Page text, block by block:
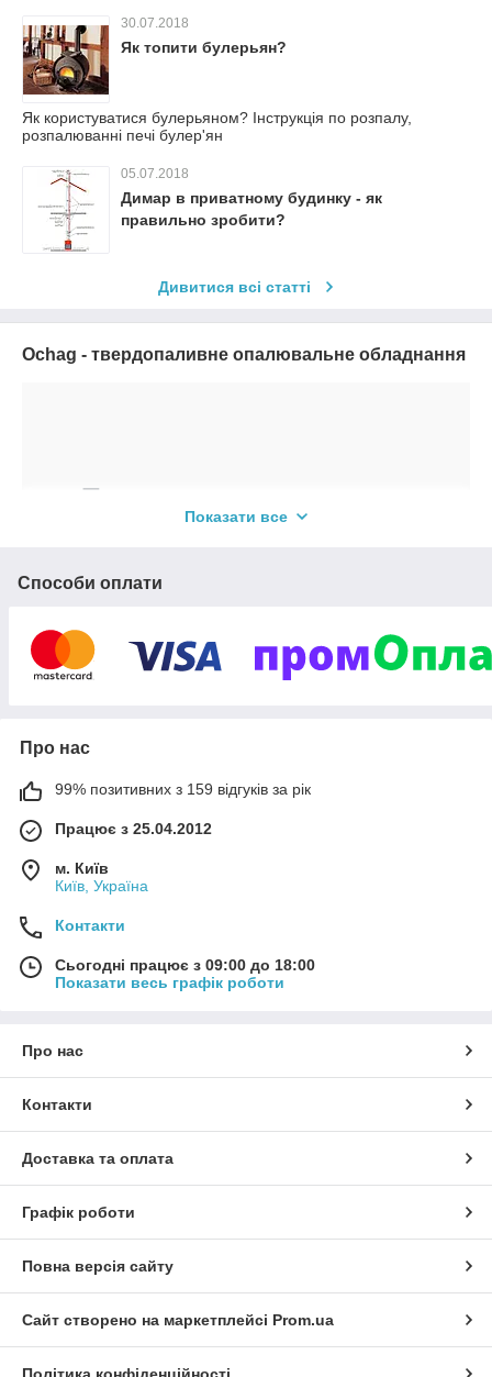
30.07.2018
Як топити булерьян?
Як користуватися булерьяном? Інструкція по розпалу,
розпалюванні печі булер'ян
05.07.2018
Димар в приватному будинку - як
правильно зробити?
Дивитися всі статті
Ochag - твердопаливне опалювальне обладнання
Твердопаливне
опалювальне
обладнання
Широкий модельний ряд котлів і печей для
опалення житлових будинків і
Реалізуємо виключно сертифіковане опалювальне
цінами. Надаємо заводську гарантію на весь
модельний ряд. Професійно консультуємо з
підбору котла і доставляємо в короткі терміни на
вигідних для клієнта умовах.
Каталог опалювального обладнання
ТОП-6 найбільш затребуваного
ряд
Показати все
Способи оплати
Про нас
99% позитивних з 159 відгуків за рік
Працює з 25.04.2012
м. Київ
Київ, Україна
Контакти
Сьогодні працює з 09:00 до 18:00
Показати весь графік роботи
Про нас
Контакти
Доставка та оплата
Графік роботи
Повна версія сайту
Сайт створено на маркетплейсі Prom.ua